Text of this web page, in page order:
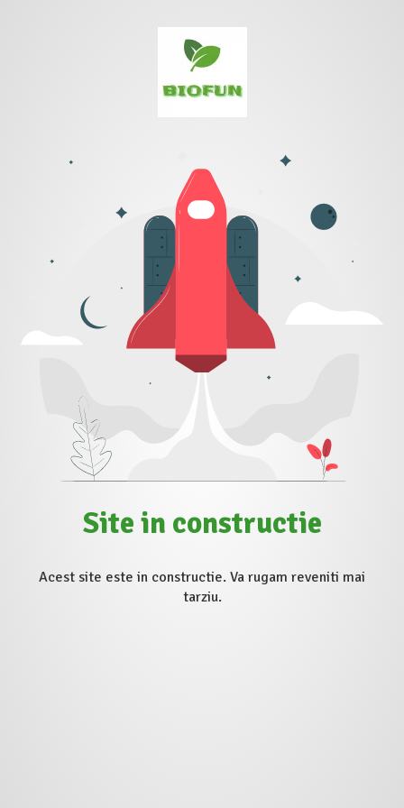
Site in constructie
Acest site este in constructie. Va rugam reveniti mai
tarziu.